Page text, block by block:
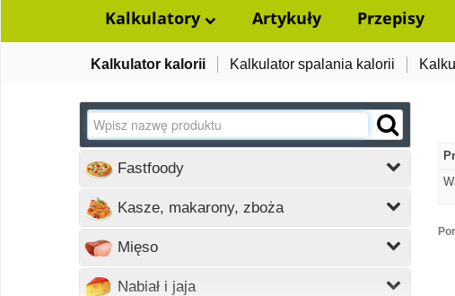
Kalkulatory Artykuły Przepisy
Kalkulator kalorii Kalkulator spalania kalorii
Fastfoody
Wczytywanie
Kasze, makarony, zboża
Wczytywanie
Mięso
Wczytywanie
Nabiał i jaja